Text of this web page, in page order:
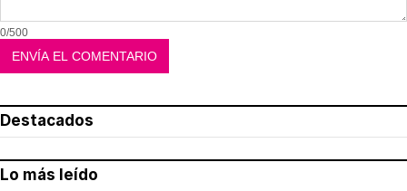
0/500
Destacados
Lo más leído